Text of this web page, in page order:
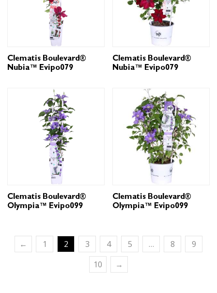
Clematis Boulevard®
Nubia™ Evipo079
Clematis Boulevard®
Nubia™ Evipo079
Clematis Boulevard®
Olympia™ Evipo099
Clematis Boulevard®
Olympia™ Evipo099
← 1 2 3 4 5 … 8
9
10
→